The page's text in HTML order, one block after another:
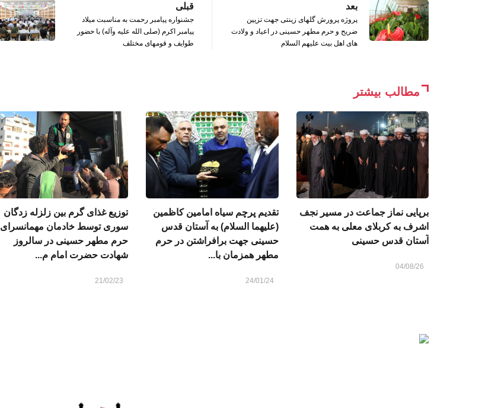
قبلی
جشنواره پیامبر رحمت به مناسبت میلاد
پیامبر اکرم (صلی الله علیه وآله) با حضور
طوایف و قومهای مختلف
بعد
پروژه پرورش گلهای زینتی جهت تزیین
ضریح و حرم مطهر حسینی در اعیاد و ولادت
های اهل بیت علیهم السلام
مطالب بیشتر
برپایی نماز جماعت در مسیر نجف
اشرف به کربلای معلی به همت
آستان قدس حسینی
04/08/26
تقدیم پرچم سیاه امامین کاظمین
(علیهما السلام) به آستان قدس
حسینی جهت برافراشتن در حرم
مطهر همزمان با...
24/01/24
توزیع غذای گرم بین زلزله زدگان
سوری توسط خادمان مهمانسرای
حرم مطهر حسینی در سالروز
شهادت حضرت امام م...
21/02/23